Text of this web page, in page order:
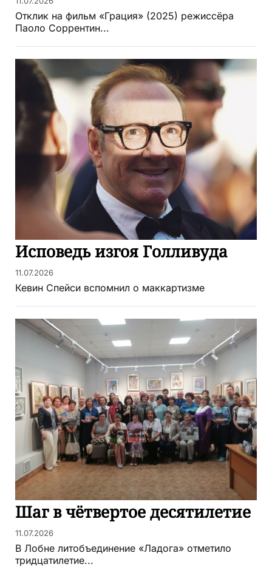
Отклик на фильм «Грация» (2025) режиссёра
Паоло Соррентин...
Исповедь изгоя Голливуда
11.07.2026
Кевин Спейси вспомнил о маккартизме
Шаг в чётвертое десятилетие
11.07.2026
В Лобне литобъединение «Ладога» отметило
тридцатилетие...